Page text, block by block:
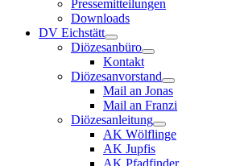
Pressemitteilungen
Downloads
DV Eichstätt
Diözesanbüro
Kontakt
Diözesanvorstand
Mail an Jonas
Mail an Franzi
Diözesanleitung
AK Wölflinge
AK Jupfis
AK Pfadfinder